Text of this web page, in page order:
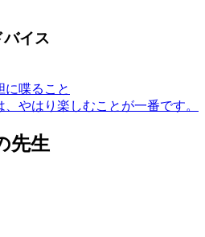
イス
に喋ること
やはり楽しむことが一番です。
先生